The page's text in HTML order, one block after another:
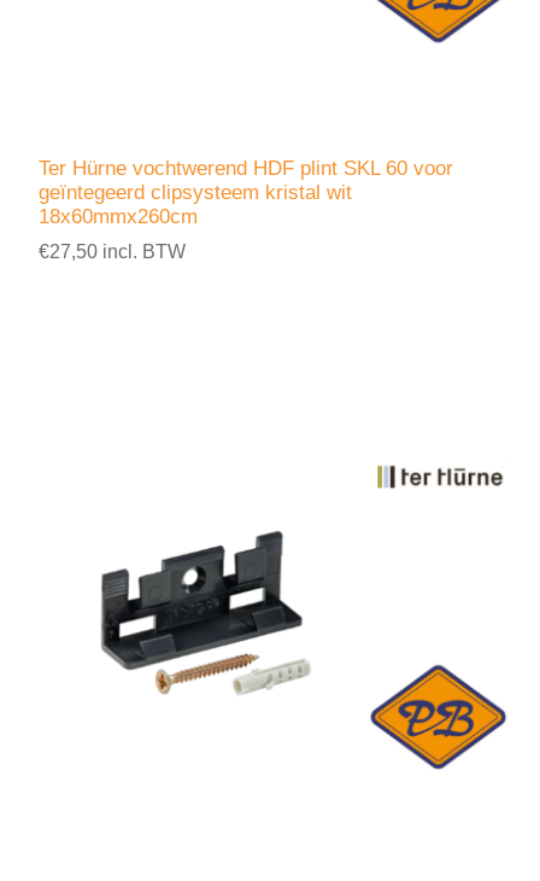
Ter Hürne vochtwerend HDF plint SKL 60 voor
geïntegeerd clipsysteem kristal wit
18x60mmx260cm
€27,50 incl. BTW